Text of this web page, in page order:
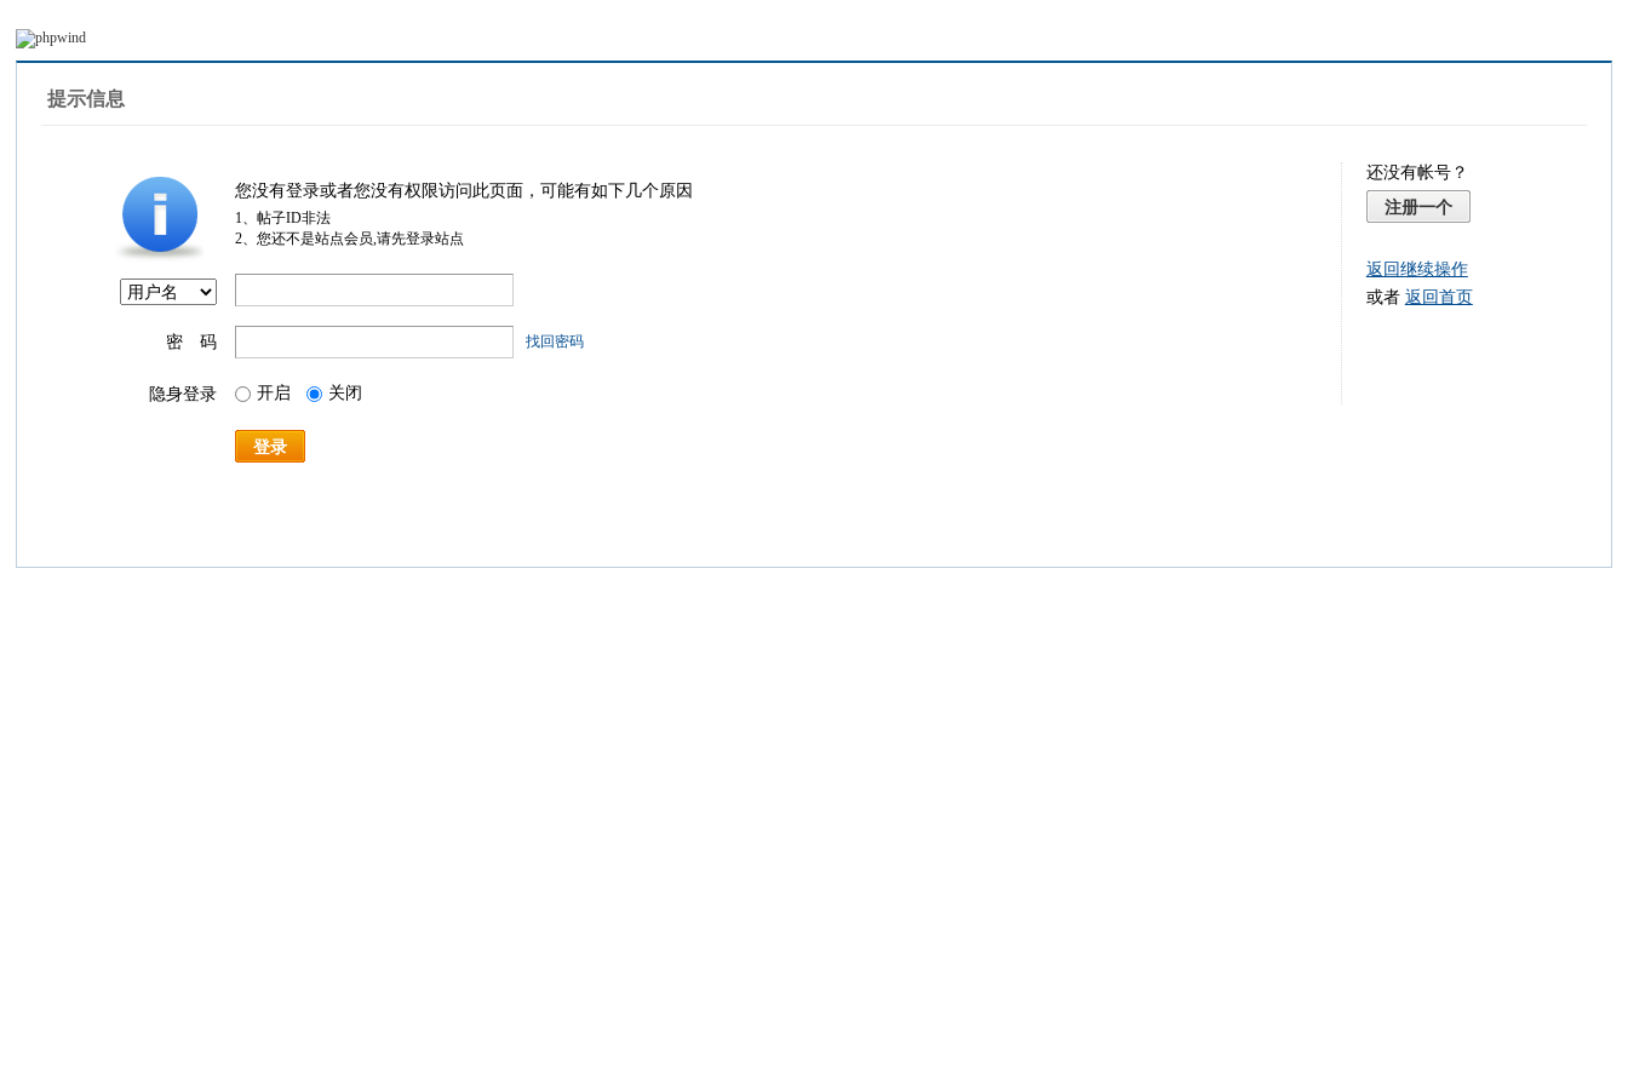
提示信息
您没有登录或者您没有权限访问此页面，可能有如下几个原因
1、帖子ID非法
2、您还不是站点会员,请先登录站点
密 码 找回密码
隐身登录 开启 关闭
登录
还没有帐号？
注册一个
返回继续操作
或者 返回首页